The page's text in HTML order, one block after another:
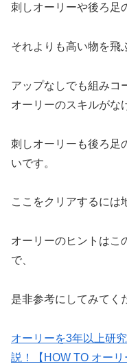
刺しオーリーや後ろ足
それよりも高い物を飛
アップなしでも組みコ
オーリーのスキルがな
刺しオーリーも後ろ足
いです。
ここをクリアするには
オーリーのヒントはこ
で、
是非参考にしてみてく
オーリーを3年以上研
説！【HOW TO オーリ